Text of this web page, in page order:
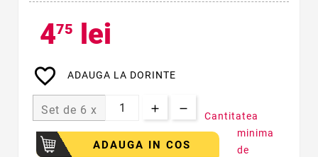
475 lei
favorite_border ADAUGA LA DORINTE
Set de 6 x
ADAUGA IN COS
Cantitatea
minima
de